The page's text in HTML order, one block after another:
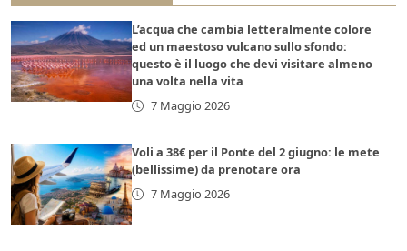
L’acqua che cambia letteralmente colore
ed un maestoso vulcano sullo sfondo:
questo è il luogo che devi visitare almeno
una volta nella vita
7 Maggio 2026
Voli a 38€ per il Ponte del 2 giugno: le mete
(bellissime) da prenotare ora
7 Maggio 2026